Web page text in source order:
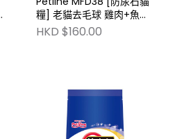
糧] 老貓去毛球 雞肉+魚味
1.41kg
HKD $160.00